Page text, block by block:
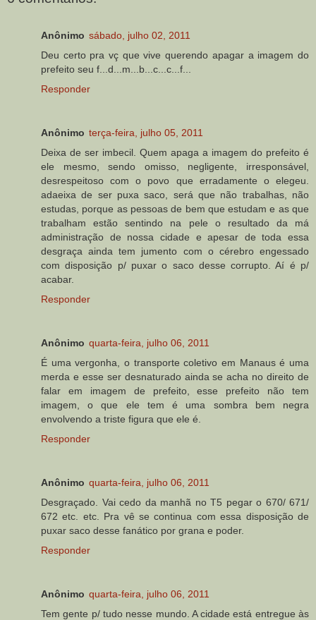
Anônimo sábado, julho 02, 2011
Deu certo pra vç que vive querendo apagar a imagem do
prefeito seu f...d...m...b...c...c...f...
Responder
Anônimo terça-feira, julho 05, 2011
Deixa de ser imbecil. Quem apaga a imagem do prefeito é
ele mesmo, sendo omisso, negligente, irresponsável,
desrespeitoso com o povo que erradamente o elegeu.
adaeixa de ser puxa saco, será que não trabalhas, não
estudas, porque as pessoas de bem que estudam e as que
trabalham estão sentindo na pele o resultado da má
administração de nossa cidade e apesar de toda essa
desgraça ainda tem jumento com o cérebro engessado
com disposição p/ puxar o saco desse corrupto. Aí é p/
acabar.
Responder
Anônimo quarta-feira, julho 06, 2011
É uma vergonha, o transporte coletivo em Manaus é uma
merda e esse ser desnaturado ainda se acha no direito de
falar em imagem de prefeito, esse prefeito não tem
imagem, o que ele tem é uma sombra bem negra
envolvendo a triste figura que ele é.
Responder
Anônimo quarta-feira, julho 06, 2011
Desgraçado. Vai cedo da manhã no T5 pegar o 670/ 671/
672 etc. etc. Pra vê se continua com essa disposição de
puxar saco desse fanático por grana e poder.
Responder
Anônimo quarta-feira, julho 06, 2011
Tem gente p/ tudo nesse mundo. A cidade está entregue às